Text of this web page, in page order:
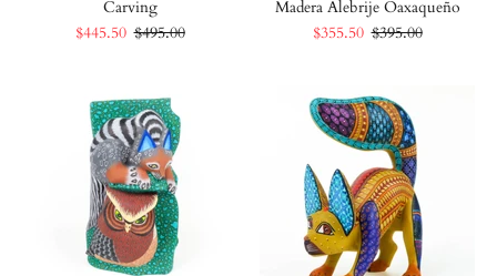
Carving
$445.50 $495.00
Madera Alebrije Oaxaqueño
$355.50 $395.00